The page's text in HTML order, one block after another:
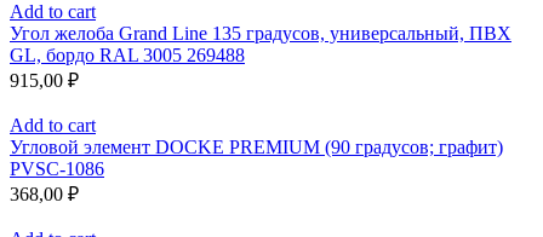
Add to cart
Угол желоба Grand Line 135 градусов, универсальный, ПВХ
GL, бордо RAL 3005 269488
915,00 ₽
Add to cart
Угловой элемент DOCKE PREMIUM (90 градусов; графит)
PVSC-1086
368,00 ₽